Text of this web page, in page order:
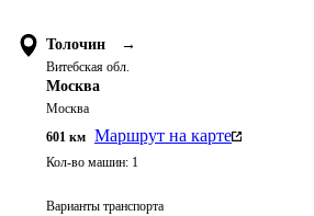
Толочин →
Витебская обл.
Москва
Москва
601 км Маршрут на карте
Кол-во машин: 1
Варианты транспорта